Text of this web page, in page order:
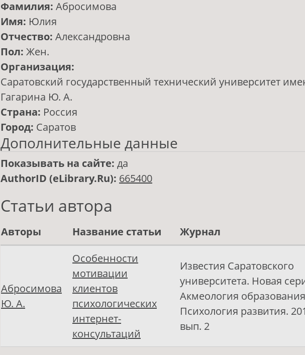
Фамилия: Абросимова
Имя: Юлия
Отчество: Александровна
Пол: Жен.
Организация:
Саратовский государственный технический университет
Гагарина Ю. А.
Страна: Россия
Город: Саратов
Дополнительные данные
Показывать на сайте: да
AuthorID (eLibrary.Ru): 665400
Статьи автора
Авторы Название статьи Журнал
Абросимова
Ю. А.
Особенности
мотивации
клиентов
психологических
интернет-
консультаций
Известия Саратовского
университета. Новая
Акмеология
Психология развития.
вып. 2